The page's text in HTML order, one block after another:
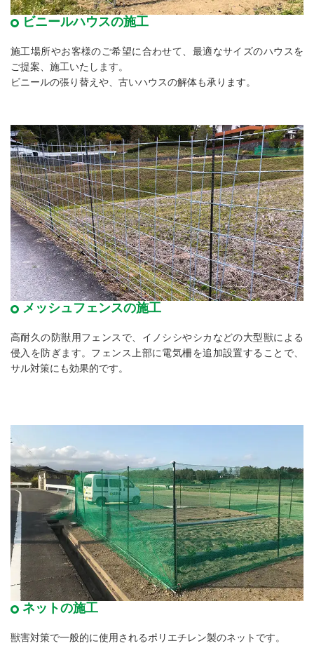
ビニールハウスの施工
施工場所やお客様のご希望に合わせて、最適なサイズのハウスを
ご提案、施工いたします。
ビニールの張り替えや、古いハウスの解体も承ります。
メッシュフェンスの施工
高耐久の防獣用フェンスで、イノシシやシカなどの大型獣による
侵入を防ぎます。フェンス上部に電気柵を追加設置することで、
サル対策にも効果的です。
ネットの施工
獣害対策で一般的に使用されるポリエチレン製のネットです。